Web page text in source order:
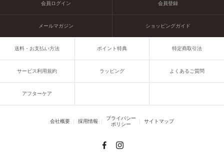
会員ログイン 会員登録
メールマガジン ショッピングガイド
送料・お支払い方法 ポイント特典 特定商取引法
サービス利用規約 ラッピング よくあるご質問
アフターケア
会社概要 採用情報
プライバシー
ポリシー
サイトマップ